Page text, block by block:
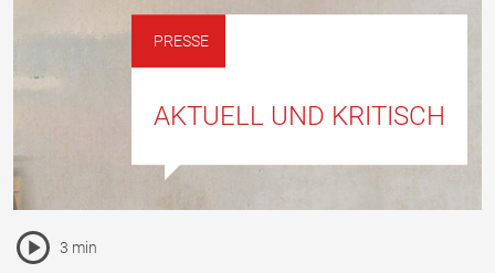
PRESSE
AKTUELL UND KRITISCH
Vorlesen Icon
Pause Icon
3 min